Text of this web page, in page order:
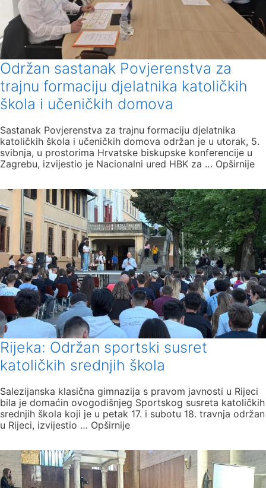
Održan sastanak Povjerenstva za
trajnu formaciju djelatnika katoličkih
škola i učeničkih domova
Sastanak Povjerenstva za trajnu formaciju djelatnika
katoličkih škola i učeničkih domova održan je u utorak, 5.
svibnja, u prostorima Hrvatske biskupske konferencije u
Zagrebu, izvijestio je Nacionalni ured HBK za … Opširnije
Rijeka: Održan sportski susret
katoličkih srednjih škola
Salezijanska klasična gimnazija s pravom javnosti u Rijeci
bila je domaćin ovogodišnjeg Sportskog susreta katoličkih
srednjih škola koji je u petak 17. i subotu 18. travnja održan
u Rijeci, izvijestio … Opširnije